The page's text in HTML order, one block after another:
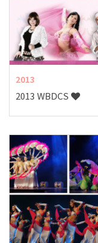
2013
2013 WBDCS